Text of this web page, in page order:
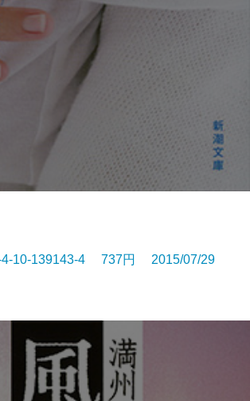
10-139143-4 737円 2015/07/29